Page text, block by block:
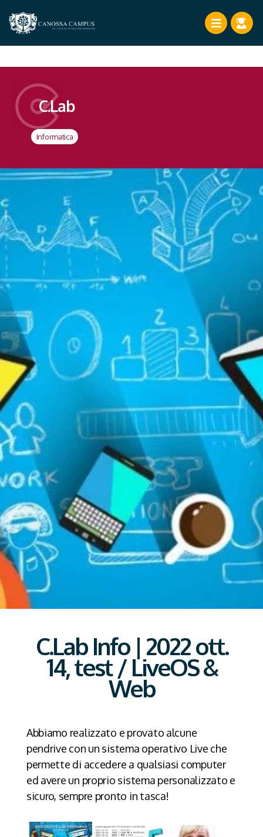
C.Lab
Informatica
C.Lab Info | 2022 ott.
14, test / LiveOS &
Web
Abbiamo realizzato e provato alcune
pendrive con un sistema operativo Live che
permette di accedere a qualsiasi computer
ed avere un proprio sistema personalizzato e
sicuro, sempre pronto in tasca!